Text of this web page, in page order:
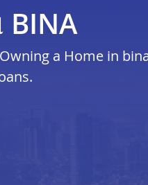
BINA
a Home in